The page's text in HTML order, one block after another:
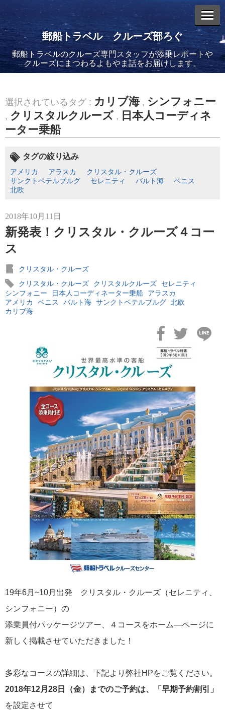
郵船トラベル クルーズ部ろぐ
郵船トラベルのクルーズ専門スタッフが添乗レポートや
クルーズにまつわるよもやま話をお届けします。
選択されているタグ : カリブ海, シンフォニー
, クリスタルクルーズ , 日本人コーディネ
ーター乗船
タグの絞り込み
アメリカ アラスカ
クリスタル・クルーズ
サンクトペテルブルグ
セレニティ バルト海
ベニス
北欧
2018年10月11日
新発表！クリスタル・クルーズ４コー
ス
クリスタル・クルーズ
クリスタル・クルーズ
クリスタルクルーズ
セレニティ
シンフォニー
日本人コーディネーター乗船
アラスカ
アメリカ
ベニス バルト海 サンクトペテルブルグ 北欧
カリブ海
19年6月~10月出発 クリスタル・クルーズ（セレニティ、
シンフォニー）の
添乗員付パッケージツアー、４コースをホーム―ページに
新しく掲載させていただきました！
多彩なコースの詳細は、下記より弊社HPをご覧ください。
2018年12月28日（金）までのご予約は、「早期予約割引」
を設定させて
エントリーリスト
2026年08月06日
バイキング・エデンに乗船してきました！(2)
バイキング・エデンに乗船してきました！(1)
2026年02月19日
飛鳥II アジアグランドクルーズおかえりなさい！
2026年02月16日
飛鳥II 2027年オセアニアグランドクルーズ発表！
2026年02月04日
飛鳥II 小山薫堂×飛鳥II～洋上の大人の文化祭～本日発売です
2026年01月30日
飛鳥II シンガポール寄港中です！
飛鳥II
飛鳥II 2018年世界一周クルーズ
にっぽん丸 219